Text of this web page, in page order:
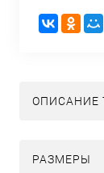
ОПИСАНИЕ
РАЗМЕРЫ